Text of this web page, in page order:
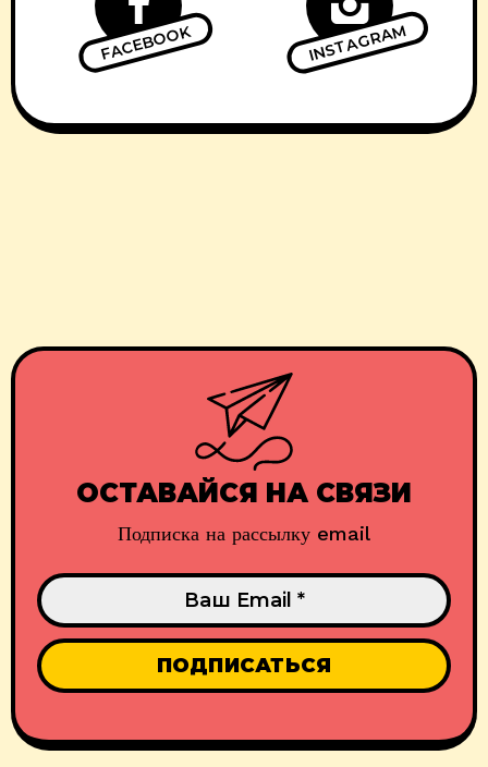
FACEBOOK INSTAGRAM
ОСТАВАЙСЯ НА СВЯЗИ
Подписка на рассылку email